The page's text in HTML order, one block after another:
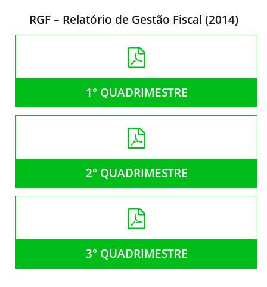
RGF – Relatório de Gestão Fiscal (2014)
1° QUADRIMESTRE
2° QUADRIMESTRE
3° QUADRIMESTRE